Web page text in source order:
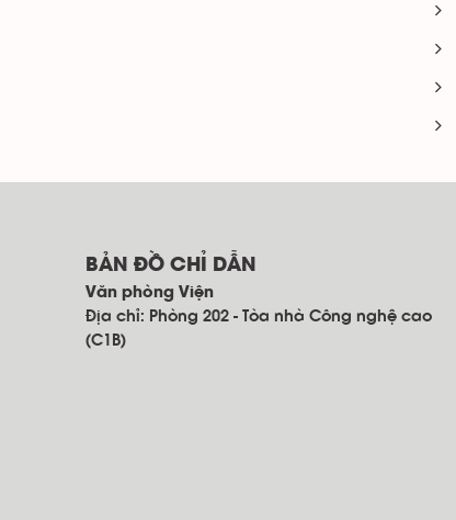
BẢN ĐỒ CHỈ DẪN
Văn phòng Viện
Địa chỉ: Phòng 202 - Tòa nhà Công nghệ cao
(C1B)